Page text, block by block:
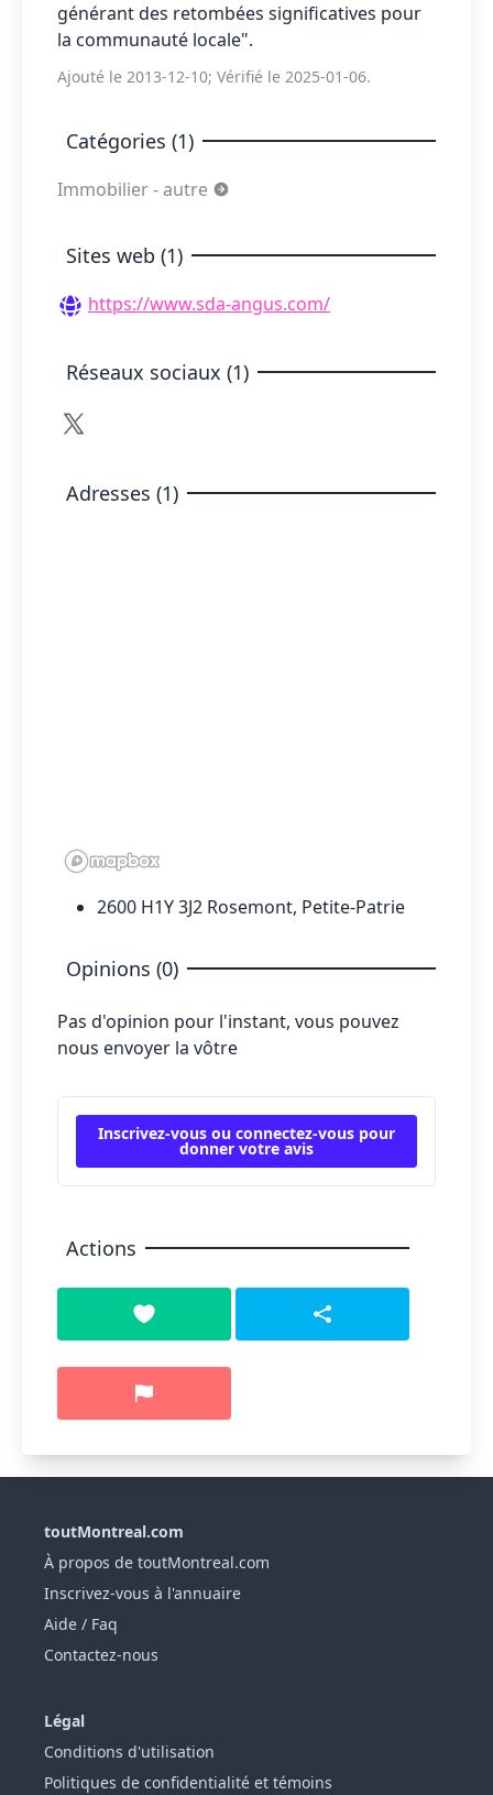
générant des retombées significatives pour
la communauté locale".
Ajouté le 2013-12-10; Vérifié le 2025-01-06.
Catégories (1)
Immobilier - autre
Sites web (1)
https://www.sda-angus.com/
Réseaux sociaux (1)
Adresses (1)
2600 H1Y 3J2 Rosemont, Petite-Patrie
Opinions (0)
Pas d'opinion pour l'instant, vous pouvez
nous envoyer la vôtre
Inscrivez-vous ou connectez-vous pour
donner votre avis
Actions
toutMontreal.com
À propos de toutMontreal.com
Inscrivez-vous à l'annuaire
Aide / Faq
Contactez-nous
Légal
Conditions d'utilisation
Politiques de confidentialité et témoins